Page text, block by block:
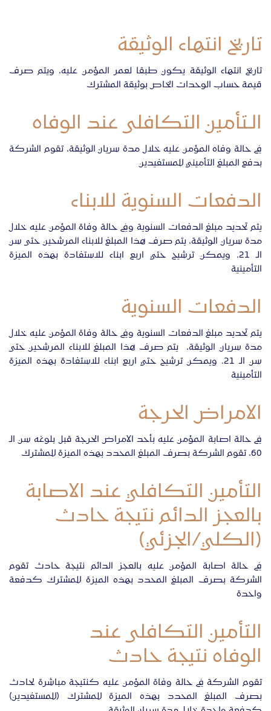
تاريخ انتهاء الوثيقة
تاريخ انتهاء الوثيقة يكون طبقا لعمر المؤمن عليه، ويتم صرف
قيمة حساب الوحدات الخاص بوثيقة المشترك
الـتأمين التكافلى عند الوفاه
في حالة وفاه المؤمن عليه خلال مدة سريان الوثيقة، تقوم الشركة
بدفع المبلغ التأميني للمستفيدين
الدفعات السنوية للابناء
يتم تحديد مبلغ الدفعات السنوية وفي حالة وفاة المؤمن عليه خلال
مدة سريان الوثيقة، يتم صرف هذا المبلغ للابناء المرشحين حتى سن
الـ 21. ويمكن ترشيح حتي اربع ابناء للاستفادة بهذه الميزة
التأمينية
الدفعات السنوية
يتم تحديد مبلغ الدفعات السنوية وفي حالة وفاة المؤمن عليه خلال
مدة سريان الوثيقة، يتم صرف هذا المبلغ للابناء المرشحين حتى
سن الـ
21. ويمكن ترشيح حتي اربع ابناء للاستفادة بهذه الميزة
التأمينية
الامراض الحرجة
في حالة اصابة المؤمن عليه بأحد الامراض الحرجة قبل بلوغه سن الـ
60، تقوم الشركة بصرف المبلغ المحدد بهذه الميزة للمشترك
التأمين التكافلي عند الاصابة
بالعجز الدائم نتيجة حادث
(الكلي/الجزئي)
في حالة اصابة المؤمن عليه بالعجز الدائم نتيجة حادث تقوم
الشركة بصرف المبلغ المحدد بهذه الميزة للمشترك كدفعة
واحدة
التأمين التكافلى عند
الوفاه نتيجة حادث
تقوم الشركة في حالة وفاة المؤمن عليه كنتيجة مباشرة لحادث
بصرف المبلغ المحدد بهذه الميزة للمشترك (للمستفيدين)